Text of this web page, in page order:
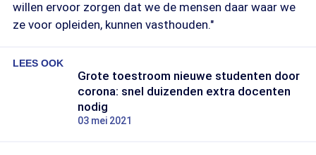
willen ervoor zorgen dat we de mensen daar waar we
ze voor opleiden, kunnen vasthouden."
LEES OOK
Grote toestroom nieuwe studenten door
corona: snel duizenden extra docenten
nodig
03 mei 2021